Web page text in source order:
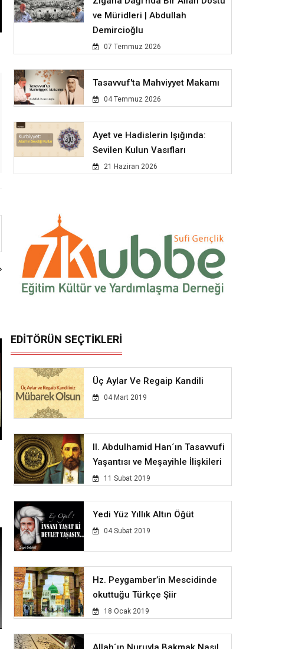
ve Müridleri | Abdullah
Demircioğlu
07 Temmuz 2026
Tasavvuf'ta Mahviyyet Makamı
04 Temmuz 2026
Ayet ve Hadislerin Işığında:
Sevilen Kulun Vasıfları
21 Haziran 2026
EDİTÖRÜN SEÇTİKLERİ
Üç Aylar Ve Regaip Kandili
04 Mart 2019
II. Abdulhamid Han´ın Tasavvufi
Yaşantısı ve Meşayihle İlişkileri
11 Subat 2019
Yedi Yüz Yıllık Altın Öğüt
04 Subat 2019
Hz. Peygamber’in Mescidinde
okuttuğu Türkçe Şiir
18 Ocak 2019